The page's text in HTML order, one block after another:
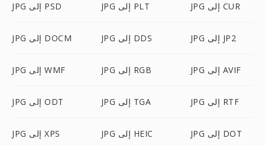
JPG إلى PSD JPG إلى PLT JPG إلى CUR
JPG إلى DOCM JPG إلى DDS JPG إلى JP2
JPG إلى WMF JPG إلى RGB JPG إلى AVIF
JPG إلى ODT JPG إلى TGA JPG إلى RTF
JPG إلى XPS JPG إلى HEIC JPG إلى DOT